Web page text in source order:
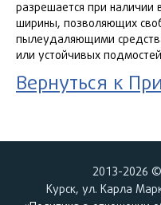
разрешается при наличии
ширины, позволяющих
пылеудаляющими
или устойчивых
Вернуться к
2013-2026
Курск, ул. Карла